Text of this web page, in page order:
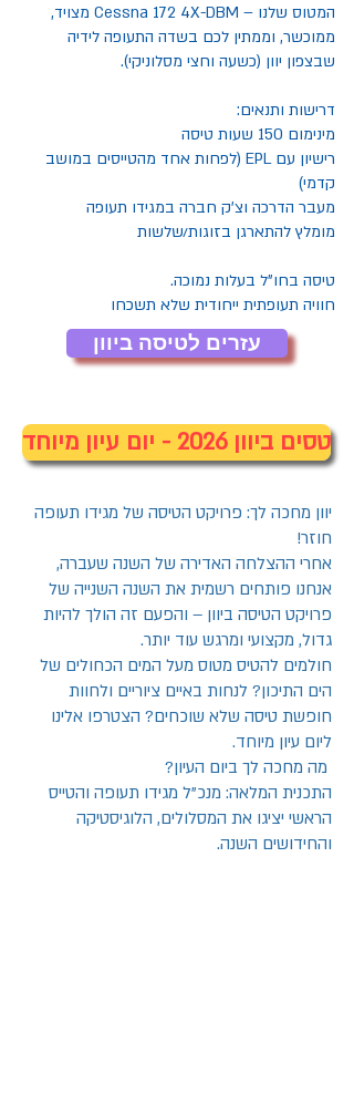
המטוס שלנו – Cessna 172 4X-DBM מצויד,
ממוכשר, וממתין לכם בשדה התעופה לידיה
שבצפון יוון (כשעה וחצי מסלוניקי).
דרישות ותנאים:
מינימום 150 שעות טיסה
רישיון עם EPL (לפחות אחד מהטייסים במושב
קדמי)
מעבר הדרכה וצ’ק חברה במגידו תעופה
מומלץ להתארגן בזוגות/שלשות
טיסה בחו"ל בעלות נמוכה.
חוויה תעופתית ייחודית שלא תשכחו
עזרים לטיסה ביוון
טסים ביוון 2026 - יום עיון מיוחד
יוון מחכה לך: פרויקט הטיסה של מגידו תעופה
חוזר!
אחרי ההצלחה האדירה של השנה שעברה,
אנחנו פותחים רשמית את השנה השנייה של
פרויקט הטיסה ביוון – והפעם זה הולך להיות
גדול, מקצועי ומרגש עוד יותר.
חולמים להטיס מטוס מעל המים הכחולים של
הים התיכון? לנחות באיים ציוריים ולחוות
חופשת טיסה שלא שוכחים? הצטרפו אלינו
ליום עיון מיוחד.
מה מחכה לך ביום העיון?
התכנית המלאה: מנכ"ל מגידו תעופה והטייס
הראשי יציגו את המסלולים, הלוגיסטיקה
והחידושים השנה.